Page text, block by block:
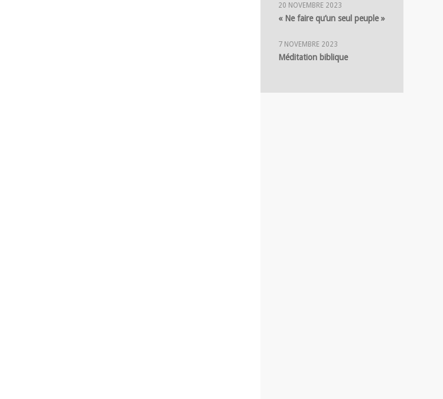
20 NOVEMBRE 2023
« Ne faire qu’un seul peuple »
7 NOVEMBRE 2023
Méditation biblique